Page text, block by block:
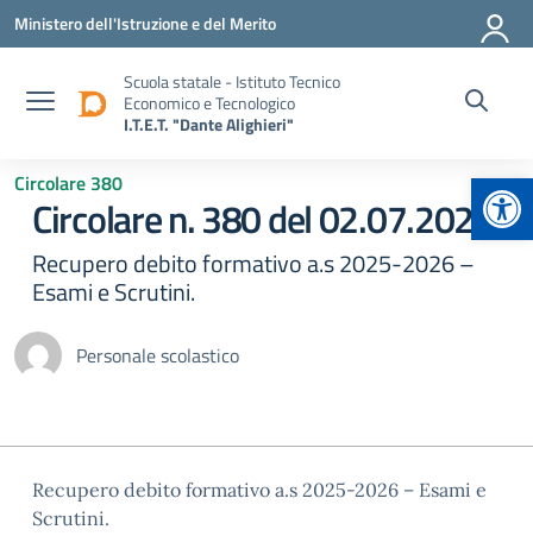
Vai ai contenuti
Vai al menu di navigazione
Vai al footer
Ministero dell'Istruzione e del Merito
Scuola statale - Istituto Tecnico
Economico e Tecnologico
I.T.E.T. "Dante Alighieri"
Circolare 380
Circolare n. 380 del 02.07.2026
Recupero debito formativo a.s 2025-2026 –
Esami e Scrutini.
Personale scolastico
Recupero debito formativo a.s 2025-2026 – Esami e
Scrutini.